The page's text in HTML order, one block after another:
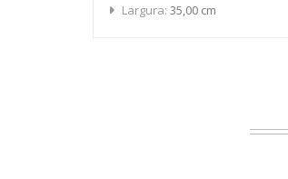
Largura: 35,00 cm